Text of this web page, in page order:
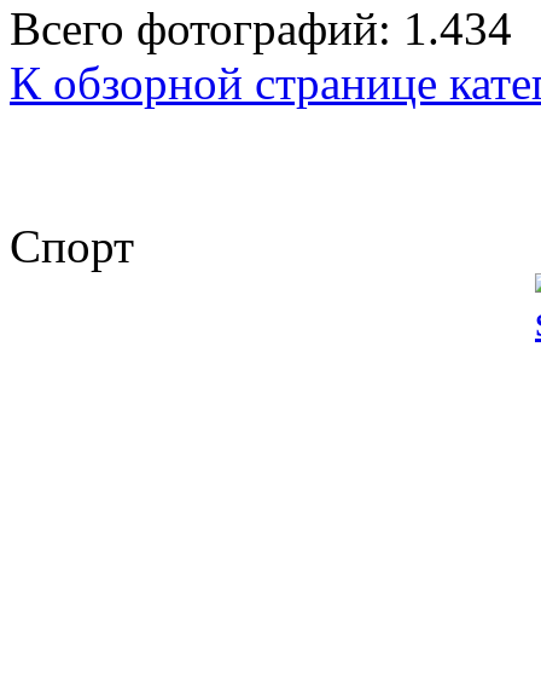
Всего фотографий: 1.434
К обзорной странице
Спорт